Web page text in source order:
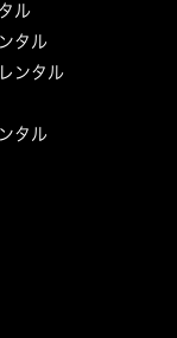
ル
タル
ンタル
タル